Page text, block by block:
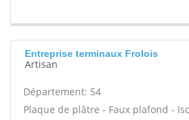
Entreprise terminaux Frolois
Artisan
Département: 54
Plaque de plâtre - Faux plafond -